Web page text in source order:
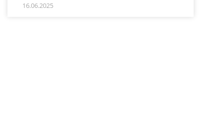
16.06.2025